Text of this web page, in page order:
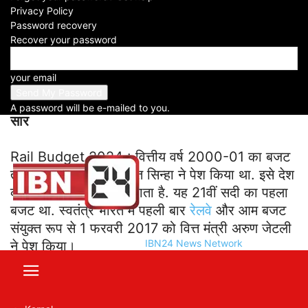
Privacy Policy
Password recovery
Recover your password
your email
A password will be e-mailed to you.
IBN24 News Network
2024-01-31
Facebook
Rail Budget 2024
सार
Rail Budget 2024 : वित्तीय वर्ष 2000-01 का बजट
तत्कालीन वित्त मंत्री यशवंत सिन्हा ने पेश किया था. इसे देश
का मिलेनियम बजट कहा जाता है. यह 21वीं सदी का पहला
बजट था. स्वतंत्र भारत में पहली बाररेलवे और आम बजट
संयुक्त रूप से 1 फरवरी 2017 को वित्त मंत्री अरुण जेटली
ने पेश किया।
विस्तार